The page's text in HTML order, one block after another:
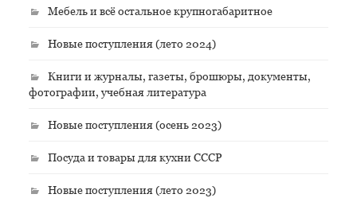
Мебель и всё остальное крупногабаритное
Новые поступления (лето 2024)
Книги и журналы, газеты, брошюры, документы,
фотографии, учебная литература
Новые поступления (осень 2023)
Посуда и товары для кухни СССР
Новые поступления (лето 2023)